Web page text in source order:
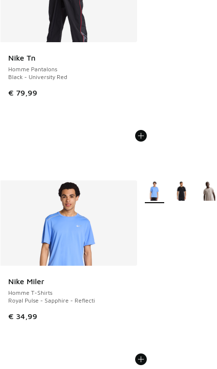
Nike Tn
Homme Pantalons
Black - University Red
€ 79,99
Nike Miler
Homme T-Shirts
Royal Pulse - Sapphire - Reflecti
€ 34,99
Plus de couleurs